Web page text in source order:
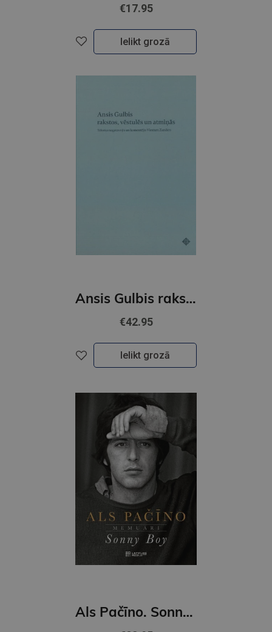
€17.95
Ielikt grozā
Ansis Gulbis rakstos, vēstulēs un atmiņās
€42.95
Ielikt grozā
Als Pačīno. Sonny Boy. Memuāri